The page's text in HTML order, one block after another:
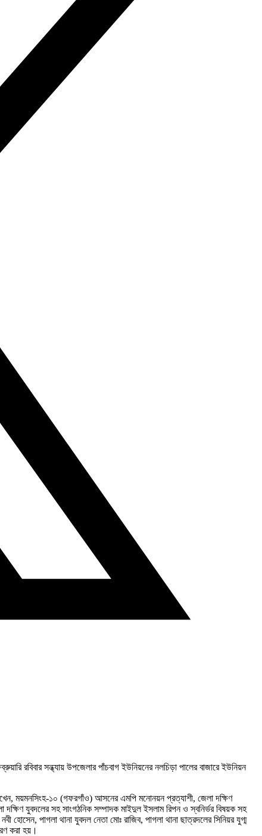
রবিবার সন্ধ্যায় উপজেলার পাঁচবাগ ইউনিয়নের নলচিড়া পালের বাজারে ইউনিয়ন
ময়মনসিংহ-১০ (গফরগাঁও) আসনের এমপি মনোনয়ন প্রত্যাশী, জেলা দক্ষিণ
যুবদলের সহ সাংগঠনিক সম্পাদক মাইদুল ইসলাম রিপন ও স্বনির্ভর বিষয়ক সহ
পাগলা থানা যুবদল নেতা মোঃ রাজিব, পাগলা থানা ছাত্রদলের সিনিয়র যুগ্ম
করা হয়।